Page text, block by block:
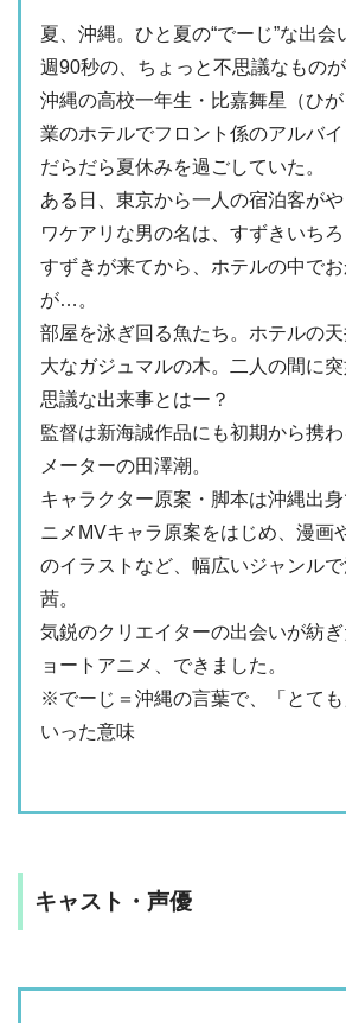
夏、沖縄。ひと夏の“でーじ”な出会
週90秒の、ちょっと不思議なものが
沖縄の高校一年生・比嘉舞星（ひ
業のホテルでフロント係のアルバイ
だらだら夏休みを過ごしていた。
ある日、東京から一人の宿泊客が
ワケアリな男の名は、すずきいちろ
すずきが来てから、ホテルの中で
が…。
部屋を泳ぎ回る魚たち。ホテルの
大なガジュマルの木。二人の間に
思議な出来事とはー？
監督は新海誠作品にも初期から携
メーターの田澤潮。
キャラクター原案・脚本は沖縄出
ニメMVキャラ原案をはじめ、漫画
のイラストなど、幅広いジャンル
茜。
気鋭のクリエイターの出会いが紡ぎ
ョートアニメ、できました。
※でーじ＝沖縄の言葉で、「とても
いった意味
キャスト・声優